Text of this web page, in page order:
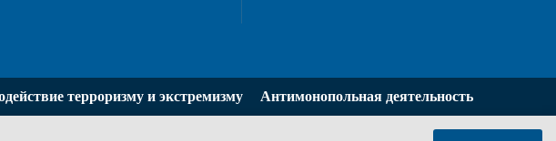
терроризму и экстремизму Антимонопольная деятельность